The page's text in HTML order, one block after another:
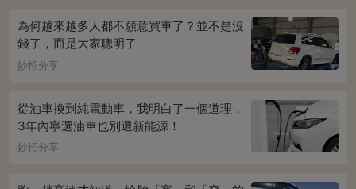
為何越來越多人都不願意買車了？並不是沒
錢了，而是大家聰明了
妙招分享
從油車換到純電動車，我明白了一個道理，
3年內寧選油車也別選新能源！
妙招分享